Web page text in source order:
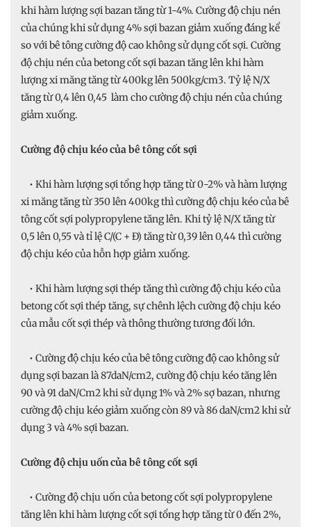
khi hàm lượng sợi bazan tăng từ 1-4%. Cường độ chịu nén
của chúng khi sử dụng 4% sợi bazan giảm xuống đáng kể
so với bê tông cường độ cao không sử dụng cốt sợi. Cường
độ chịu nén của betong cốt sợi bazan tăng lên khi hàm
lượng xi măng tăng từ 400kg lên 500kg/cm3. Tỷ lệ N/X
tăng từ 0,4 lên 0,45 làm cho cường độ chịu nén của chúng
giảm xuống.
Cường độ chịu kéo của bê tông cốt sợi
• Khi hàm lượng sợi tổng hợp tăng từ 0-2% và hàm lượng
xi măng tăng từ 350 lên 400kg thì cường độ chịu kéo của bê
tông cốt sợi polypropylene tăng lên. Khi tỷ lệ N/X tăng từ
0,5 lên 0,55 và tỉ lệ C/(C + Đ) tăng từ 0,39 lên 0,44 thì cường
độ chịu kéo của hỗn hợp giảm xuống.
• Khi hàm lượng sợi thép tăng thì cường độ chịu kéo của
betong cốt sợi thép tăng, sự chênh lệch cường độ chịu kéo
của mẫu cốt sợi thép và thông thường tương đối lớn.
• Cường độ chịu kéo của bê tông cường độ cao không sử
dụng sợi bazan là 87daN/cm2, cường độ chịu kéo tăng lên
90 và 91 daN/Cm2 khi sử dụng 1% và 2% sợ bazan, nhưng
cường độ chịu kéo giảm xuống còn 89 và 86 daN/cm2 khi sử
dụng 3 và 4% sợi bazan.
Cường độ chịu uốn của bê tông cốt sợi
• Cường độ chịu uốn của betong cốt sợi polypropylene
tăng lên khi hàm lượng cốt sợi tổng hợp tăng từ 0 đến 2%,